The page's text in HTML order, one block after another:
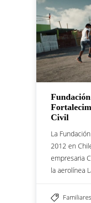
Civil
La
2012 en
empresaria
la aerolínea